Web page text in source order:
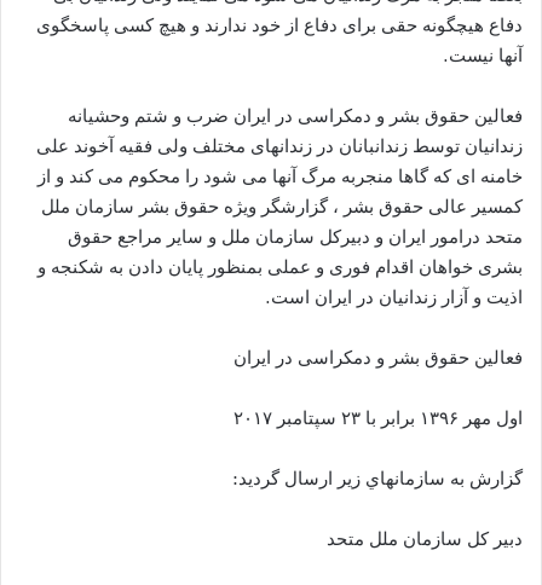
دفاع هیچگونه حقی برای دفاع از خود ندارند و هیچ کسی پاسخگوی
آنها نیست.
فعالین حقوق بشر و دمکراسی در ایران ضرب و شتم وحشیانه
زندانیان توسط زندانبانان در زندانهای مختلف ولی فقیه آخوند علی
خامنه ای که گاها منجربه مرگ آنها می شود را محکوم می کند و از
کمسیر عالی حقوق بشر ، گزارشگر ویژه حقوق بشر سازمان ملل
متحد درامور ایران و دبیرکل سازمان ملل و سایر مراجع حقوق
بشری خواهان اقدام فوری و عملی بمنظور پایان دادن به شکنجه و
اذیت و آزار زندانیان در ایران است.
فعالین حقوق بشر و دمکراسی در ایران
اول مهر ۱۳۹۶ برابر با ۲۳ سپتامبر ۲۰۱۷
گزارش به سازمانهاي زير ارسال گرديد:
دبیر کل سازمان ملل متحد